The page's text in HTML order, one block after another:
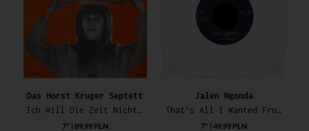
Das Horst Kruger Septett
Ich Will Die Zeit Nicht Bereuen / Sonderbar
7" | 89,99 PLN
Jalen Ngonda
That's All I Wanted From You / So Glad I Found You
7" | 49,99 PLN